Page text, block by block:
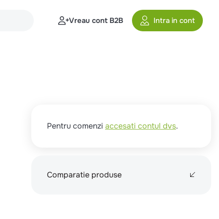
Vreau cont B2B Intra in cont
Pentru comenzi accesati contul dvs.
Comparatie produse